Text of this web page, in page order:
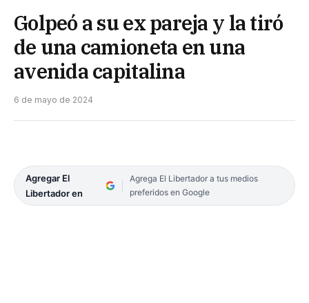
Golpeó a su ex pareja y la tiró
de una camioneta en una
avenida capitalina
6 de mayo de 2024
Agregar El
Libertador en
Agrega El Libertador a tus medios
preferidos en Google